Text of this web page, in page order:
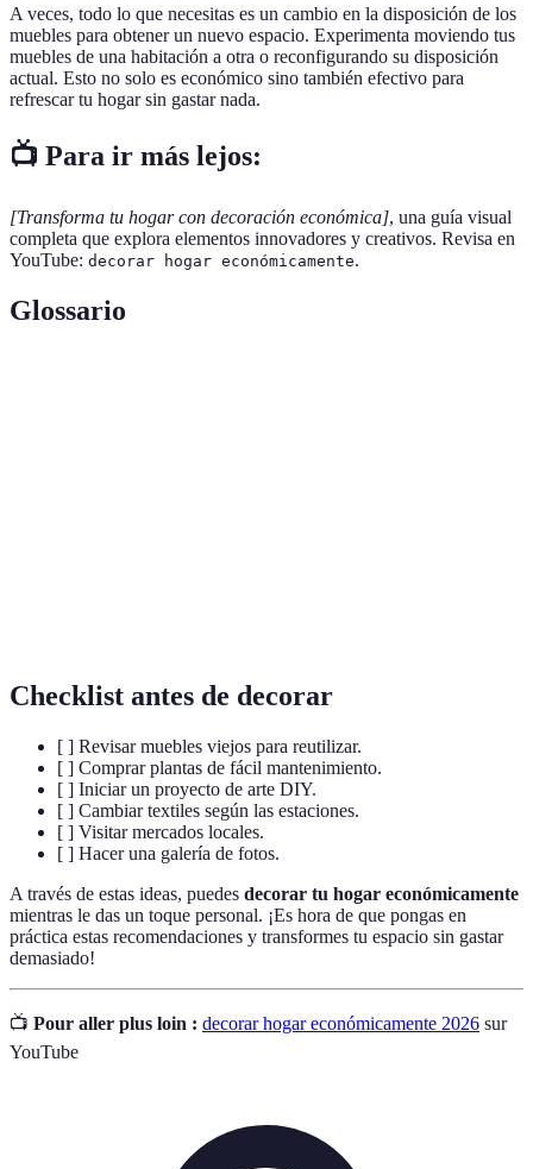
A veces, todo lo que necesitas es un cambio en la disposición de los
muebles para obtener un nuevo espacio. Experimenta moviendo tus
muebles de una habitación a otra o reconfigurando su disposición
actual. Esto no solo es económico sino también efectivo para
refrescar tu hogar sin gastar nada.
📺 Para ir más lejos:
[Transforma tu hogar con decoración económica], una guía visual
completa que explora elementos innovadores y creativos. Revisa en
YouTube: decorar hogar económicamente.
Glossario
Checklist antes de decorar
[ ] Revisar muebles viejos para reutilizar.
[ ] Comprar plantas de fácil mantenimiento.
[ ] Iniciar un proyecto de arte DIY.
[ ] Cambiar textiles según las estaciones.
[ ] Visitar mercados locales.
[ ] Hacer una galería de fotos.
A través de estas ideas, puedes decorar tu hogar económicamente
mientras le das un toque personal. ¡Es hora de que pongas en
práctica estas recomendaciones y transformes tu espacio sin gastar
demasiado!
📺 Pour aller plus loin : decorar hogar económicamente 2026 sur
YouTube